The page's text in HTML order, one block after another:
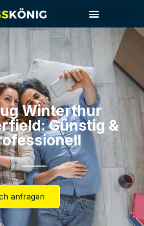
Winterthur​
Günstig &
anfragen